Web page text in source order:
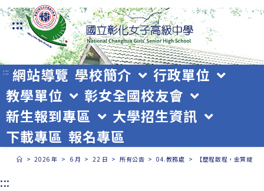
跳
轉
至
主
要
內
容
:::
::: 網站導覽 學校簡介
行政單位
教學單位
彰女全國校友會
新生報到專區
大學招生資訊
下載專區 報名專區
> 2026 年 > 6 月 > 22 日 > 所有公告 > 04.教務處 > 【歷程啟程，金質綻
:::